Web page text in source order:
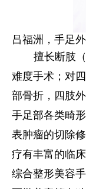
吕福洲， 手足
擅长断肢
难度手术；对
部骨折，四肢
手足部各类畸
表肿瘤的切除
疗有丰富的临
综合整形美容